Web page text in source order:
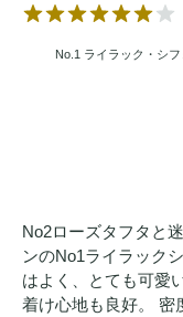
No.1 ライラック・シフ
No2ローズタフタと
ンのNo1ライラック
はよく、とても可愛
着け心地も良好。 密